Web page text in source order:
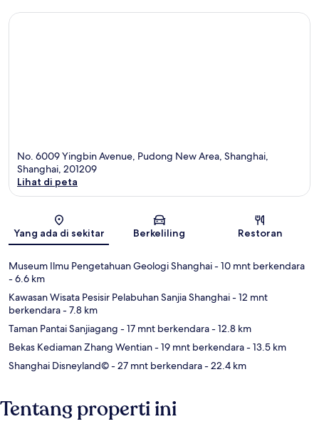
No. 6009 Yingbin Avenue, Pudong New Area, Shanghai,
Shanghai, 201209
Lihat di peta
Yang ada di sekitar Berkeliling Restoran
Museum Ilmu Pengetahuan Geologi Shanghai- 10 mnt berkendara
- 6.6 km
Kawasan Wisata Pesisir Pelabuhan Sanjia Shanghai- 12 mnt
berkendara- 7.8 km
Taman Pantai Sanjiagang - 17 mnt berkendara- 12.8 km
Bekas Kediaman Zhang Wentian- 19 mnt berkendara- 13.5 km
Shanghai Disneyland©- 27 mnt berkendara- 22.4 km
Tentang properti ini